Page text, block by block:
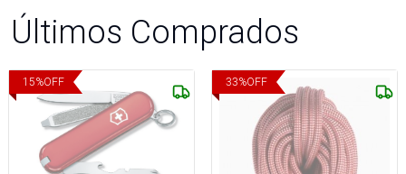
Últimos Comprados
15%OFF 33%OFF